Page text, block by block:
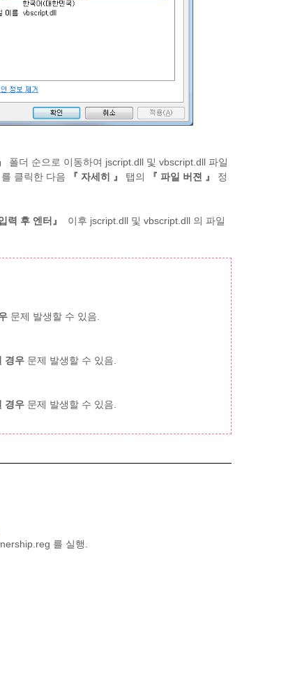
폴더 순으로 이동하여 jscript.dll 및 vbscript.dll 파일
를 클릭한 다음 『 자세히 』 탭의 『 파일 버젼 』
정
력 후 엔터』
이후 jscript.dll 및 vbscript.dll 의 파일
문제 발생할 수 있음.
경우 문제 발생할 수 있음.
경우 문제 발생할 수 있음.
를 실행.